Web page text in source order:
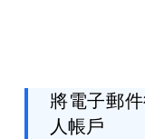
將電子郵
人帳戶